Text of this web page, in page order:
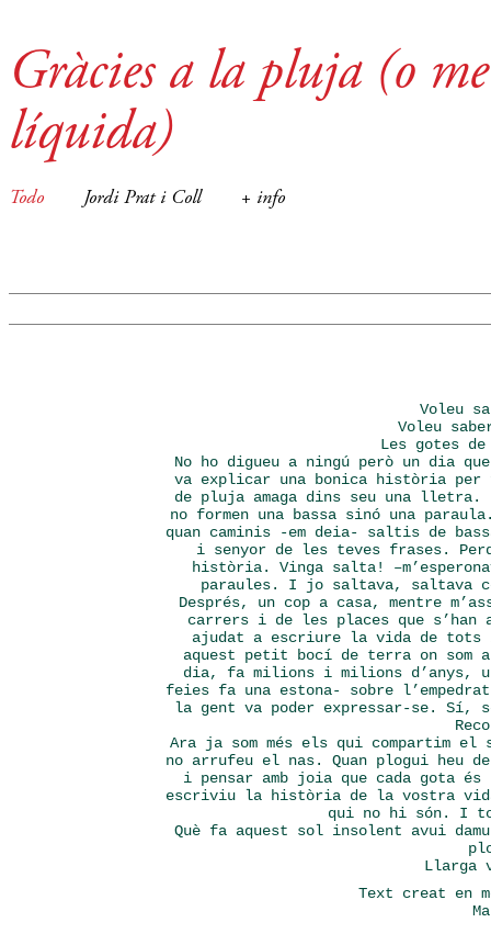
Gràcies a la pluja (o
líquida)
Todo Jordi Prat i Coll + info
Voleu
Voleu
Les gotes
No ho digueu a ningú però un dia
va explicar una bonica història per
de pluja amaga dins seu una lletra.
no formen una bassa sinó una
quan caminis -em deia- saltis de
i senyor de les teves frases.
història. Vinga salta!
paraules. I jo saltava, saltava
Després, un cop a casa, mentre
carrers i de les places que
ajudat a escriure la vida de tots
aquest petit bocí de terra on som
dia, fa milions i milions d’anys,
feies fa una estona- sobre
la gent va poder expressar-se. Sí,
Ara ja som més els qui compartim
no arrufeu el nas. Quan plogui
i pensar amb joia que cada gota
escriviu la història de la vostra
qui no hi són. I
Què fa aquest sol insolent avui
Llarga
Text creat en